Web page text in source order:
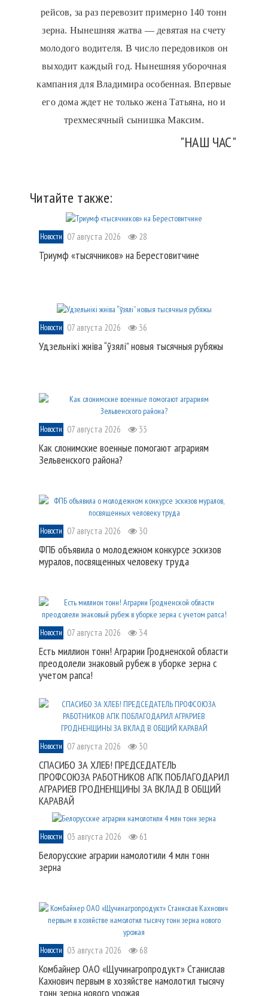
рейсов, за раз перевозит примерно 140 тонн
зерна. Нынешняя жатва — девятая на счету
молодого водителя. В число передовиков он
выходит каждый год. Нынешняя уборочная
кампания для Владимира особенная. Впервые
его дома ждет не только жена Татьяна, но и
трехмесячный сынишка Максим.
"НАШ ЧАС"
Читайте также:
Новости 07 августа 2026 28
Триумф «тысячников» на Берестовитчине
Новости 07 августа 2026 36
Удзельнікі жніва “ўзялі” новыя тысячныя рубяжы
Новости 07 августа 2026 33
Как слонимские военные помогают аграриям
Зельвенского района?
Новости 07 августа 2026 30
ФПБ объявила о молодежном конкурсе эскизов
муралов, посвященных человеку труда
Новости 07 августа 2026 34
Есть миллион тонн! Аграрии Гродненской области
преодолели знаковый рубеж в уборке зерна с
учетом рапса!
Новости 07 августа 2026 30
СПАСИБО ЗА ХЛЕБ! ПРЕДСЕДАТЕЛЬ
ПРОФСОЮЗА РАБОТНИКОВ АПК ПОБЛАГОДАРИЛ
АГРАРИЕВ ГРОДНЕНЩИНЫ ЗА ВКЛАД В ОБЩИЙ
КАРАВАЙ
Новости 03 августа 2026 61
Белорусские аграрии намолотили 4 млн тонн
зерна
Новости 03 августа 2026 68
Комбайнер ОАО «Щучинагропродукт» Станислав
Кахнович первым в хозяйстве намолотил тысячу
тонн зерна нового урожая